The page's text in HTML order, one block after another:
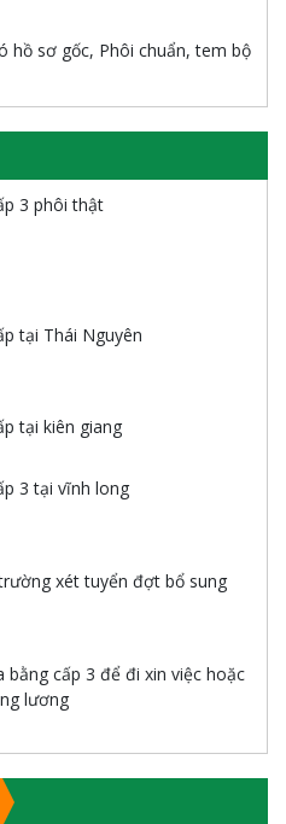
hồ sơ gốc, Phôi chuẩn, tem bộ
3 phôi thật
tại Thái Nguyên
tại kiên giang
3 tại vĩnh long
xét tuyển đợt bổ sung
bằng cấp 3 để đi xin việc hoặc
lương